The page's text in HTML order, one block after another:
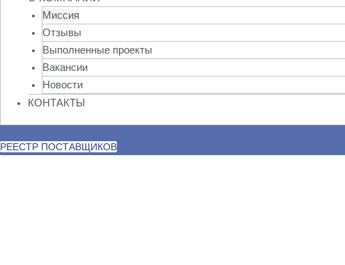
Миссия
Отзывы
Выполненные проекты
Вакансии
Новости
КОНТАКТЫ
РЕЕСТР ПОСТАВЩИКОВ